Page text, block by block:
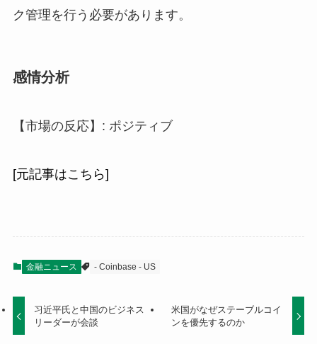
ク管理を行う必要があります。
感情分析
【市場の反応】: ポジティブ
[元記事はこちら]
金融ニュース - Coinbase - US
习近平氏と中国のビジネス
リーダーが会談
米国がなぜステーブルコイ
ンを優先するのか